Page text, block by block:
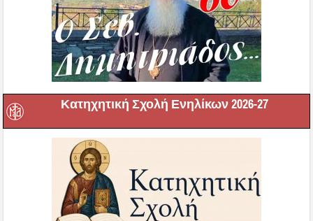
Κατηχητική Σχολή Ενηλίκων 2026-27